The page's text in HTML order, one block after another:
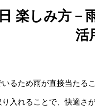
楽しみ方－
活
るため雨が直接当たる
入れることで、快適さ